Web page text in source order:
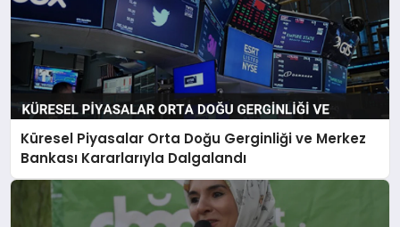
Küresel Piyasalar Orta Doğu Gerginliği ve Merkez
Bankası Kararlarıyla Dalgalandı